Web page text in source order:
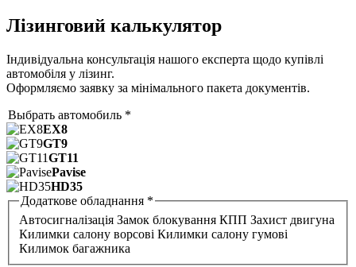
Лізинговий калькулятор
Індивідуальна консультація нашого експерта щодо купівлі
автомобіля у лізинг.
Оформляємо заявку за мінімального пакета документів.
Выбрать автомобиль *
EX8
GT9
GT11
Pavise
HD35
Додаткове обладнання *
Автосигналізація Замок блокування КПП Захист двигуна
Килимки салону ворсові Килимки салону гумові
Килимок багажника